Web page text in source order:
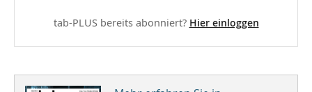
tab-PLUS bereits abonniert? Hier einloggen